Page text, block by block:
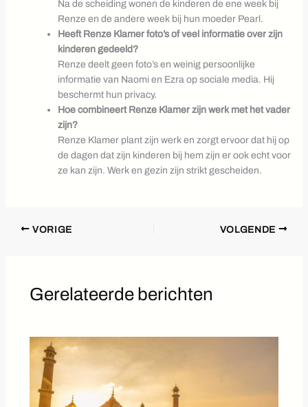
Na de scheiding wonen de kinderen de ene week bij
Renze en de andere week bij hun moeder Pearl.
Heeft Renze Klamer foto’s of veel informatie over zijn
kinderen gedeeld?
Renze deelt geen foto’s en weinig persoonlijke
informatie van Naomi en Ezra op sociale media. Hij
beschermt hun privacy.
Hoe combineert Renze Klamer zijn werk met het vader
zijn?
Renze Klamer plant zijn werk en zorgt ervoor dat hij op
de dagen dat zijn kinderen bij hem zijn er ook echt voor
ze kan zijn. Werk en gezin zijn strikt gescheiden.
VORIGE VOLGENDE
Gerelateerde berichten